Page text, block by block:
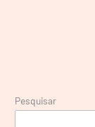
Pesquisar